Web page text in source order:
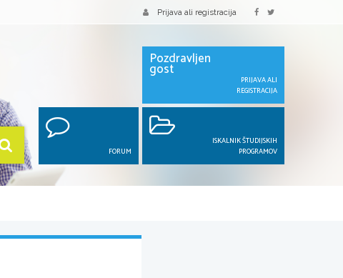
Prijava ali registracija
Pozdravljen
gost
PRIJAVA ALI
REGISTRACIJA
FORUM
ISKALNIK ŠTUDIJSKIH
PROGRAMOV